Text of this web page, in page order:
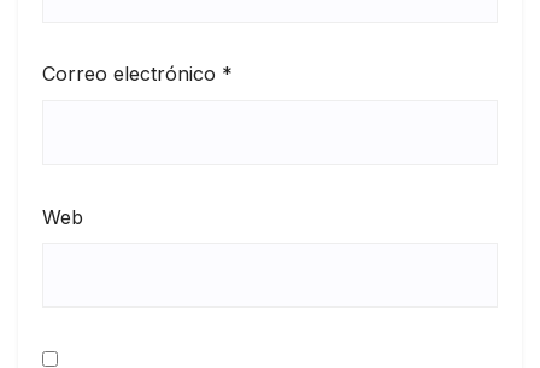
Correo electrónico *
Web